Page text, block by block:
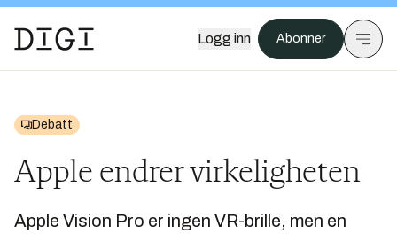
Logg inn Abonner
Debatt
Apple endrer virkeligheten
Apple Vision Pro er ingen VR-brille, men en